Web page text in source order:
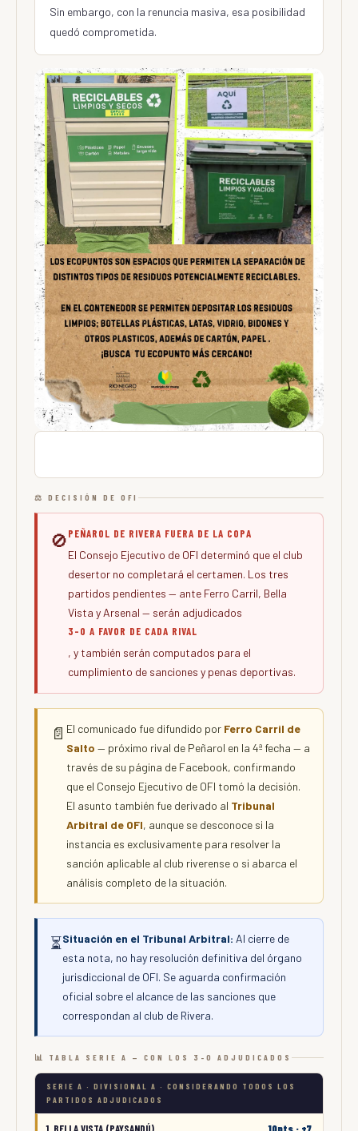
Sin embargo, con la renuncia masiva, esa posibilidad
quedó comprometida.
⚖️ DECISIÓN DE OFI
🚫PEÑAROL DE RIVERA FUERA DE LA COPA
El Consejo Ejecutivo de OFI determinó que el club
desertor no completará el certamen. Los tres
partidos pendientes — ante Ferro Carril, Bella
Vista y Arsenal — serán adjudicados
3-0 A FAVOR DE CADA RIVAL
, y también serán computados para el
cumplimiento de sanciones y penas deportivas.
📄 El comunicado fue difundido por Ferro Carril de
Salto — próximo rival de Peñarol en la 4ª fecha — a
través de su página de Facebook, confirmando
que el Consejo Ejecutivo de OFI tomó la decisión.
El asunto también fue derivado al Tribunal
Arbitral de OFI, aunque se desconoce si la
instancia es exclusivamente para resolver la
sanción aplicable al club riverense o si abarca el
análisis completo de la situación.
⏳Situación en el Tribunal Arbitral: Al cierre de
esta nota, no hay resolución definitiva del órgano
jurisdiccional de OFI. Se aguarda confirmación
oficial sobre el alcance de las sanciones que
correspondan al club de Rivera.
📊 TABLA SERIE A — CON LOS 3-0 ADJUDICADOS
SERIE A · DIVISIONAL A · CONSIDERANDO TODOS LOS
PARTIDOS ADJUDICADOS
1. BELLA VISTA (PAYSANDÚ) 10pts · +7